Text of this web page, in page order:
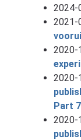
2024-
2021-
Part